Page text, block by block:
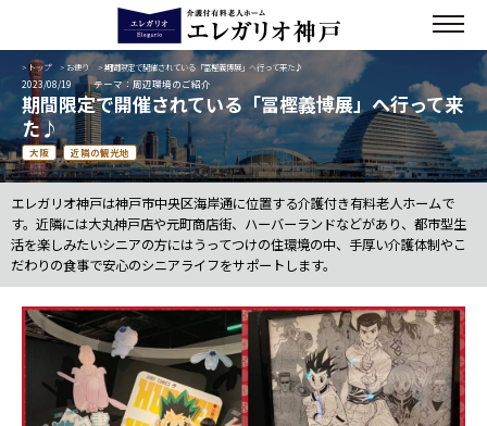
>トップ >お便り > 期間限定で開催されている「冨樫義博展」へ行って来た♪
2023/08/19 テーマ：周辺環境のご紹介
期間限定で開催されている「冨樫義博展」へ行って来
た♪
大阪 近隣の観光地
エレガリオ神戸は神戸市中央区海岸通に位置する介護付き有料老人ホームで
す。近隣には大丸神戸店や元町商店街、ハーバーランドなどがあり、都市型生
活を楽しみたいシニアの方にはうってつけの住環境の中、手厚い介護体制やこ
だわりの食事で安心のシニアライフをサポートします。